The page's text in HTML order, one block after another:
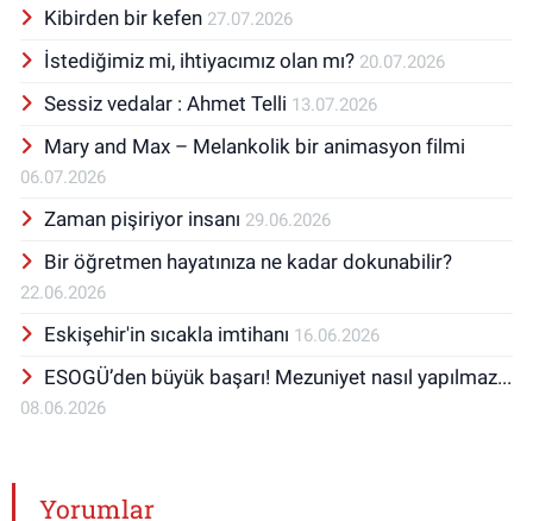
Kibirden bir kefen 27.07.2026
İstediğimiz mi, ihtiyacımız olan mı? 20.07.2026
Sessiz vedalar : Ahmet Telli 13.07.2026
Mary and Max – Melankolik bir animasyon filmi
06.07.2026
Zaman pişiriyor insanı 29.06.2026
Bir öğretmen hayatınıza ne kadar dokunabilir?
22.06.2026
Eskişehir'in sıcakla imtihanı 16.06.2026
ESOGÜ’den büyük başarı! Mezuniyet nasıl yapılmaz...
08.06.2026
Yorumlar